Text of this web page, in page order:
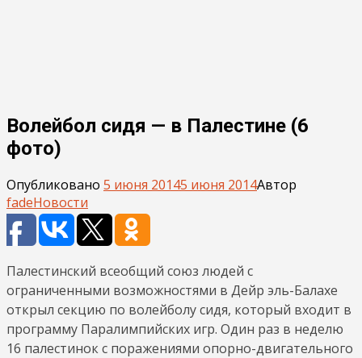
Волейбол сидя — в Палестине (6
фото)
Опубликовано 5 июня 20145 июня 2014Автор
fadeНовости
Палестинский всеобщий союз людей с
ограниченными возможностями в Дейр эль-Балахе
открыл секцию по волейболу сидя, который входит в
программу Паралимпийских игр. Один раз в неделю
16 палестинок с поражениями опорно-двигательного